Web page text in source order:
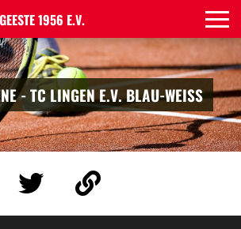
1956 E.V.
- TC LINGEN E.V. BLAU-WEISS